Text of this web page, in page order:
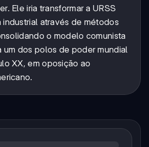
Ele iria transformar a URSS
industrial através de métodos
o modelo comunista
um dos polos de poder mundial
XX, em oposição ao